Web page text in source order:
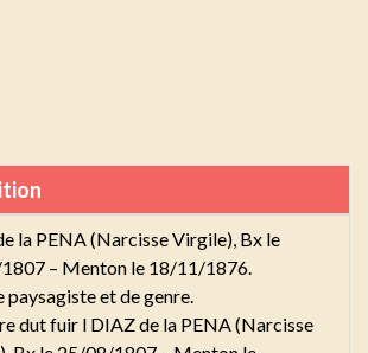
la PENA (Narcisse Virgile), Bx le
– Menton le 18/11/1876.
paysagiste et de genre.
dut fuir l DIAZ de la PENA (Narcisse